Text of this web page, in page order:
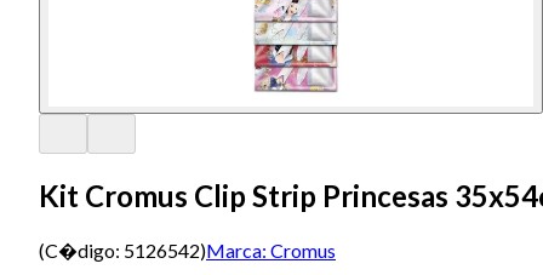
Kit Cromus Clip Strip Princesas
(C�digo: 5126542)Marca: Cromus